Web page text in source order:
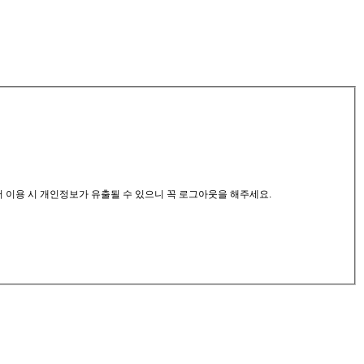
용 시 개인정보가 유출될 수 있으니 꼭 로그아웃을 해주세요.